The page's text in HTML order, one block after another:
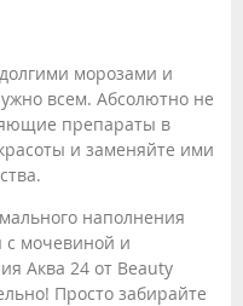
морозами и
всем. Абсолютно не
препараты в
и заменяйте ими
наполнения
с мочевиной и
Аква 24 от Beauty
Просто забирайте